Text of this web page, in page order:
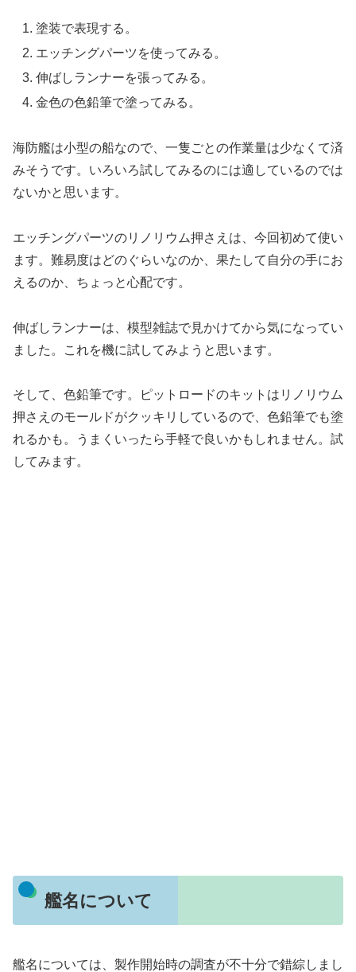
塗装で表現する。
エッチングパーツを使ってみる。
伸ばしランナーを張ってみる。
金色の色鉛筆で塗ってみる。
海防艦は小型の船なので、一隻ごとの作業量は少なくて済
みそうです。いろいろ試してみるのには適しているのでは
ないかと思います。
エッチングパーツのリノリウム押さえは、今回初めて使い
ます。難易度はどのぐらいなのか、果たして自分の手にお
えるのか、ちょっと心配です。
伸ばしランナーは、模型雑誌で見かけてから気になってい
ました。これを機に試してみようと思います。
そして、色鉛筆です。ピットロードのキットはリノリウム
押さえのモールドがクッキリしているので、色鉛筆でも塗
れるかも。うまくいったら手軽で良いかもしれません。試
してみます。
艦名について
艦名については、製作開始時の調査が不十分で錯綜しまし